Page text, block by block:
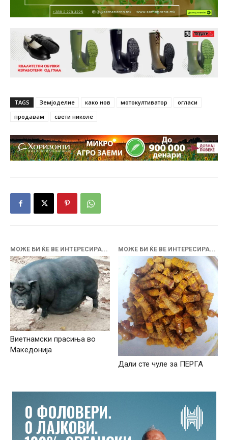
TAGS Земјоделие како нов мотокултиватор
огласи
продавам
свети николе
МОЖЕ БИ ЌЕ ВЕ ИНТЕРЕСИРА...
Виетнамски прасиња во
Македонија
МОЖЕ БИ ЌЕ ВЕ ИНТЕРЕСИРА...
Дали сте чуле за ПЕРГА